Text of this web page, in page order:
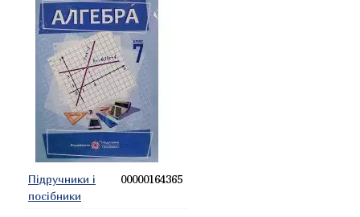
Підручники і
посібники
00000164365